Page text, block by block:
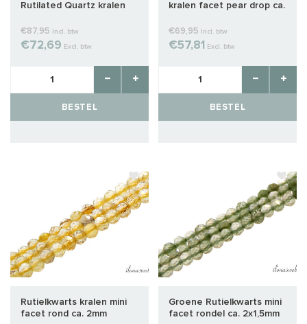
Rutilated Quartz kralen
13x8mm
€87,95 Incl. btw
€72,69 Excl. btw
BESTEL
kralen facet pear drop ca.
€69,95 Incl. btw
€57,81 Excl. btw
BESTEL
Rutielkwarts kralen mini
facet rond ca. 2mm
Groene Rutielkwarts mini
facet rondel ca. 2x1,5mm